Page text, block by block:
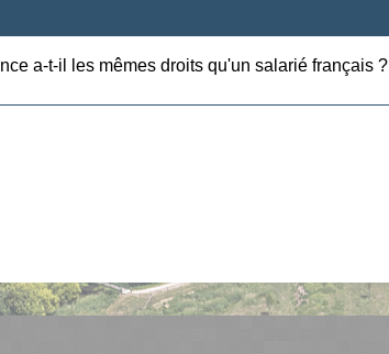
a-t-il les mêmes droits qu'un salarié français ?